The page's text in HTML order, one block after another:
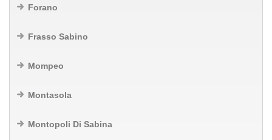
Forano
Frasso Sabino
Mompeo
Montasola
Montopoli Di Sabina